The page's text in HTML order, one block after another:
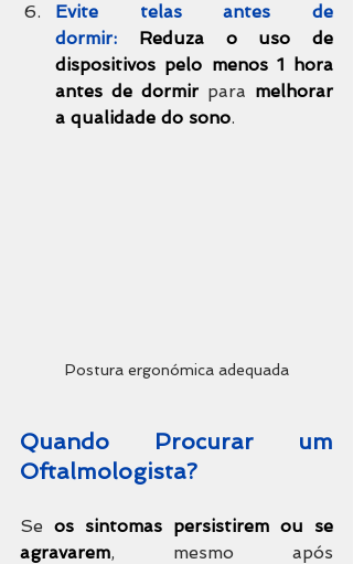
Evite telas antes de
dormir:
Reduza o uso de
dispositivos pelo menos 1 hora
antes de dormir para melhorar
a qualidade do sono.
Postura ergonómica adequada
Quando Procurar um
Oftalmologista?
Se os sintomas persistirem ou se
agravarem, mesmo após